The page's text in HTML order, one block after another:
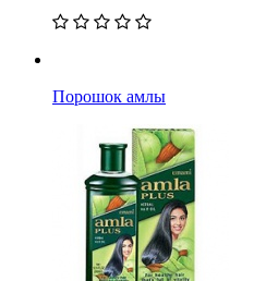
Порошок амлы